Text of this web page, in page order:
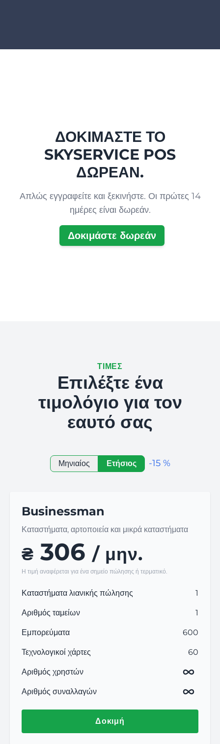
ΔΟΚΙΜΆΣΤΕ ΤΟ
SKYSERVICE POS
ΔΩΡΕΆΝ.
Απλώς εγγραφείτε και ξεκινήστε. Οι πρώτες 14
ημέρες είναι δωρεάν.
Δοκιμάστε δωρεάν
ΤΙΜΈΣ
Επιλέξτε ένα
τιμολόγιο για τον
εαυτό σας
Μηνιαίος Ετήσιος -15 %
Businessman
Καταστήματα, αρτοποιεία και μικρά καταστήματα
₴ 306 / μην.
Η τιμή αναφέρεται για ένα σημείο πώλησης ή τερματικό.
Καταστήματα λιανικής πώλησης 1
Αριθμός ταμείων 1
Εμπορεύματα 600
Τεχνολογικοί χάρτες 60
Αριθμός χρηστών
Αριθμός συναλλαγών
Δοκιμή